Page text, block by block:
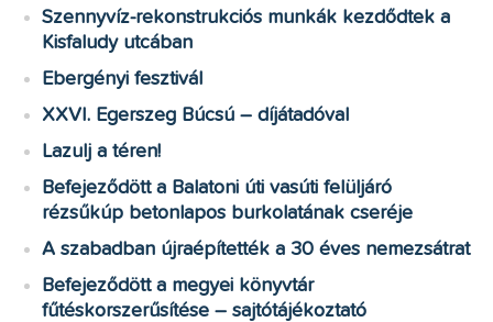
Szennyvíz-rekonstrukciós munkák kezdődtek a
Kisfaludy utcában
Ebergényi fesztivál
XXVI. Egerszeg Búcsú – díjátadóval
Lazulj a téren!
Befejeződött a Balatoni úti vasúti felüljáró
rézsűkúp betonlapos burkolatának cseréje
A szabadban újraépítették a 30 éves nemezsátrat
Befejeződött a megyei könyvtár
fűtéskorszerűsítése – sajtótájékoztató